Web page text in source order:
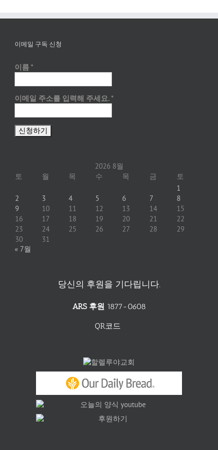
이메일 구독 신청
이름 *
이메일 주소를 입력해 주세요. *
2026 8월
토 월 목 수 목 금 토
1
2
3 4 5 6 7
8
9
10 11 12 13 14
15
16
17 18 19 20 21
22
23
24 25 26 27 28
29
30
31
« 7월
당신의 후원을 기다립니다.
ARS 후원 1877-0608
QR코드